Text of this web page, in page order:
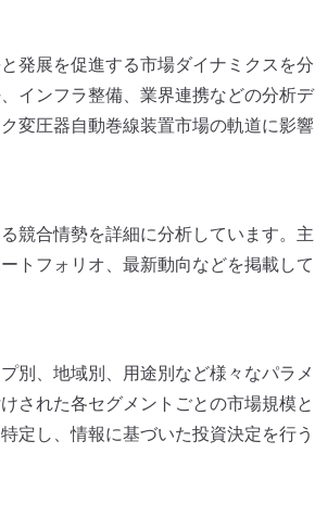
発展を促進する市場ダイナミクスを分
インフラ整備、業界連携などの分析デ
変圧器自動巻線装置市場の軌道に影響
競合情勢を詳細に分析しています。主
トフォリオ、最新動向などを掲載して
別、地域別、用途別など様々なパラメ
された各セグメントごとの市場規模と
定し、情報に基づいた投資決定を行う